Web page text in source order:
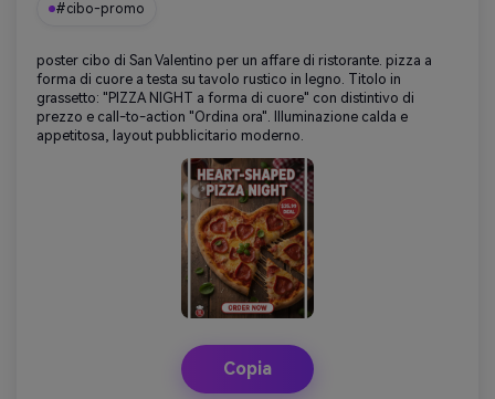
#cibo-promo
poster cibo di San Valentino per un affare di ristorante. pizza a
forma di cuore a testa su tavolo rustico in legno. Titolo in
grassetto: "PIZZA NIGHT a forma di cuore" con distintivo di
prezzo e call-to-action "Ordina ora". Illuminazione calda e
appetitosa, layout pubblicitario moderno.
Copia